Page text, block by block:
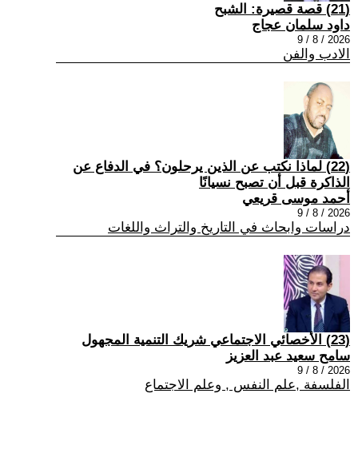
(21) قصة قصيرة: الشبح
داود سلمان عجاج
2026 / 8 / 9
الادب والفن
(22) لماذا نكتب عن الذين يرحلون؟ في الدفاع عن
الذاكرة قبل أن تصبح نسيانًا
أحمد موسى قريعي
2026 / 8 / 9
دراسات وابحاث في التاريخ والتراث واللغات
(23) الأخصائي الاجتماعي شريك التنمية المجهول
سامح سعيد عبد العزيز
2026 / 8 / 9
الفلسفة ,علم النفس , وعلم الاجتماع